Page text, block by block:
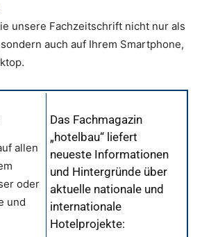
unsere Fachzeitschrift nicht nur als
auch auf Ihrem Smartphone,
allen
oder
und
Das Fachmagazin
„hotelbau“ liefert
neueste Informationen
und Hintergründe über
aktuelle nationale und
internationale
Hotelprojekte: